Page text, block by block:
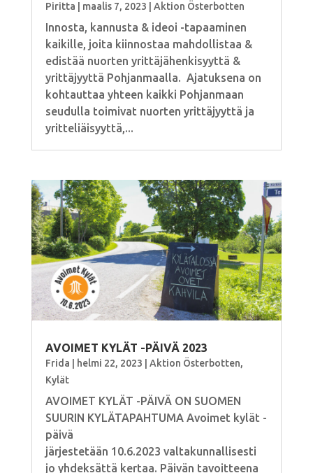
Piritta maalis 7, 2023 Aktion Österbotten
Innosta, kannusta & ideoi -tapaaminen
kaikille, joita kiinnostaa mahdollistaa &
edistää nuorten yrittäjähenkisyyttä &
yrittäjyyttä Pohjanmaalla. Ajatuksena on
kohtauttaa yhteen kaikki Pohjanmaan
seudulla toimivat nuorten yrittäjyyttä ja
yritteliäisyyttä,...
AVOIMET KYLÄT -PÄIVÄ 2023
Frida helmi 22, 2023 Aktion Österbotten,
Kylät
AVOIMET KYLÄT -PÄIVÄ ON SUOMEN
SUURIN KYLÄTAPAHTUMA Avoimet kylät -
päivä
järjestetään 10.6.2023 valtakunnallisesti
jo yhdeksättä kertaa. Päivän tavoitteena